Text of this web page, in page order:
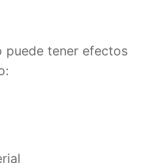
puede tener efectos